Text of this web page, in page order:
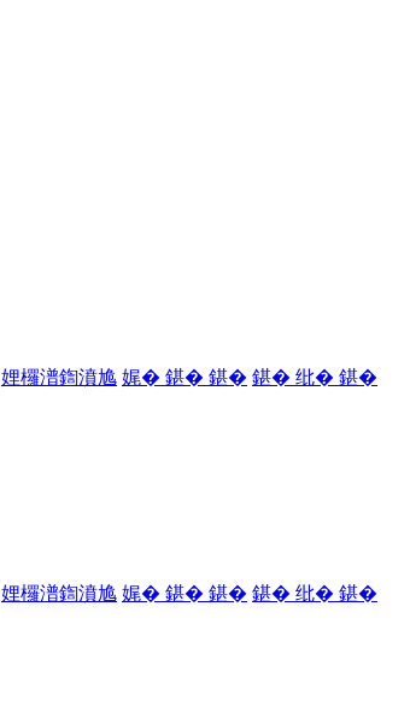
娌欏潽鍧濆尯 娓� 鍖� 鍖� 鍖� 纰� 鍖�
娌欏潽鍧濆尯 娓� 鍖� 鍖� 鍖� 纰� 鍖�